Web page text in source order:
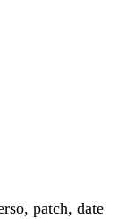
patch, date